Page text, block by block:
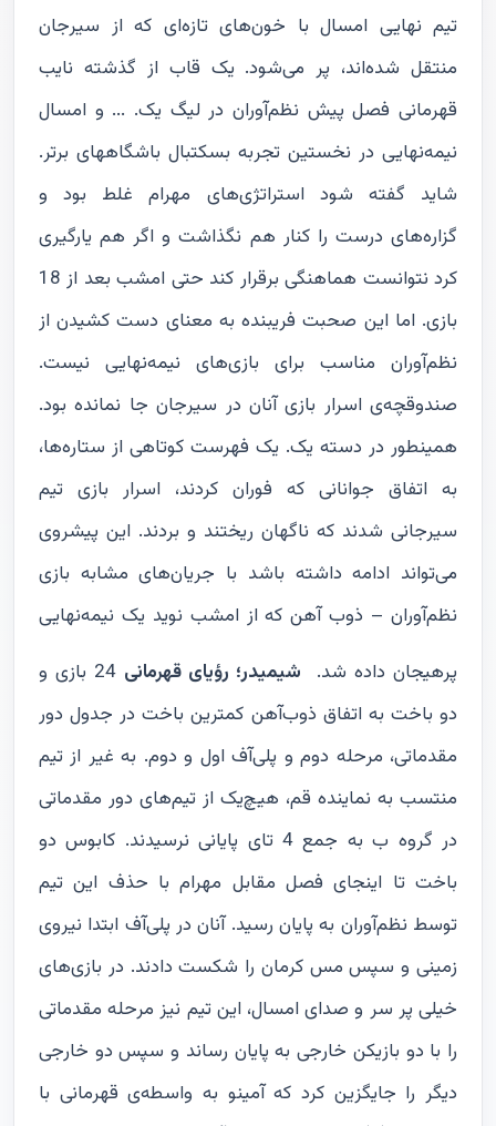
تیم نهایی امسال با خون‌های تازه‌ای که از سیرجان
منتقل شده‌اند، پر می‌شود. یک قاب از گذشته نایب
قهرمانی فصل پیش نظم‌آوران در لیگ یک. ... و امسال
نیمه‌نهایی در نخستین تجربه بسکتبال باشگاههای برتر.
شاید گفته شود استراتژی‌های مهرام غلط بود و
گزاره‌های درست را کنار هم نگذاشت و اگر هم یارگیری
کرد نتوانست هماهنگی برقرار کند حتی امشب بعد از 18
بازی. اما این صحبت فریبنده به معنای دست کشیدن از
نظم‌آوران مناسب برای بازی‌های نیمه‌نهایی نیست.
صندوقچه‌ی اسرار بازی آنان در سیرجان جا نمانده بود.
همینطور در دسته یک. یک فهرست کوتاهی از ستاره‌ها،
به اتفاق جوانانی که فوران کردند، اسرار بازی تیم
سیرجانی شدند که ناگهان ریختند و بردند. این پیشروی
می‌تواند ادامه داشته باشد با جریان‌های مشابه بازی
نظم‌آوران – ذوب آهن که از امشب نوید یک نیمه‌نهایی
پرهیجان داده شد.
شیمیدر؛ رؤیای قهرمانی
24 بازی و
دو باخت به اتفاق ذوب‌آهن کمترین باخت در جدول دور
مقدماتی، مرحله دوم و پلی‌آف اول و دوم. به غیر از تیم
منتسب به نماینده قم، هیچ‌یک از تیم‌های دور مقدماتی
در گروه ب به جمع 4 تای پایانی نرسیدند. کابوس دو
باخت تا اینجای فصل مقابل مهرام با حذف این تیم
توسط نظم‌آوران به پایان رسید. آنان در پلی‌آف ابتدا نیروی
زمینی و سپس مس کرمان را شکست دادند. در بازی‌های
خیلی پر سر و صدای امسال، این تیم نیز مرحله مقدماتی
را با دو بازیکن خارجی به پایان رساند و سپس دو خارجی
دیگر را جایگزین کرد که آمینو به واسطه‌ی قهرمانی با